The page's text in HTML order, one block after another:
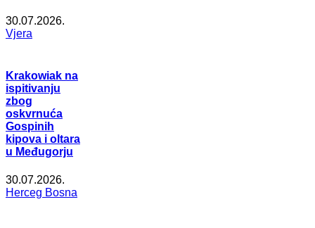
30.07.2026.
Vjera
Krakowiak na
ispitivanju
zbog
oskvrnuća
Gospinih
kipova i oltara
u Međugorju
30.07.2026.
Herceg Bosna